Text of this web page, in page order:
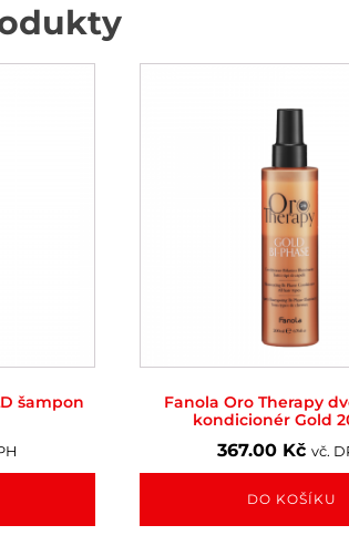
šampon
Fanola Oro Therapy
kondicionér Gold
367.00 Kč vč.
DO KOŠÍKU